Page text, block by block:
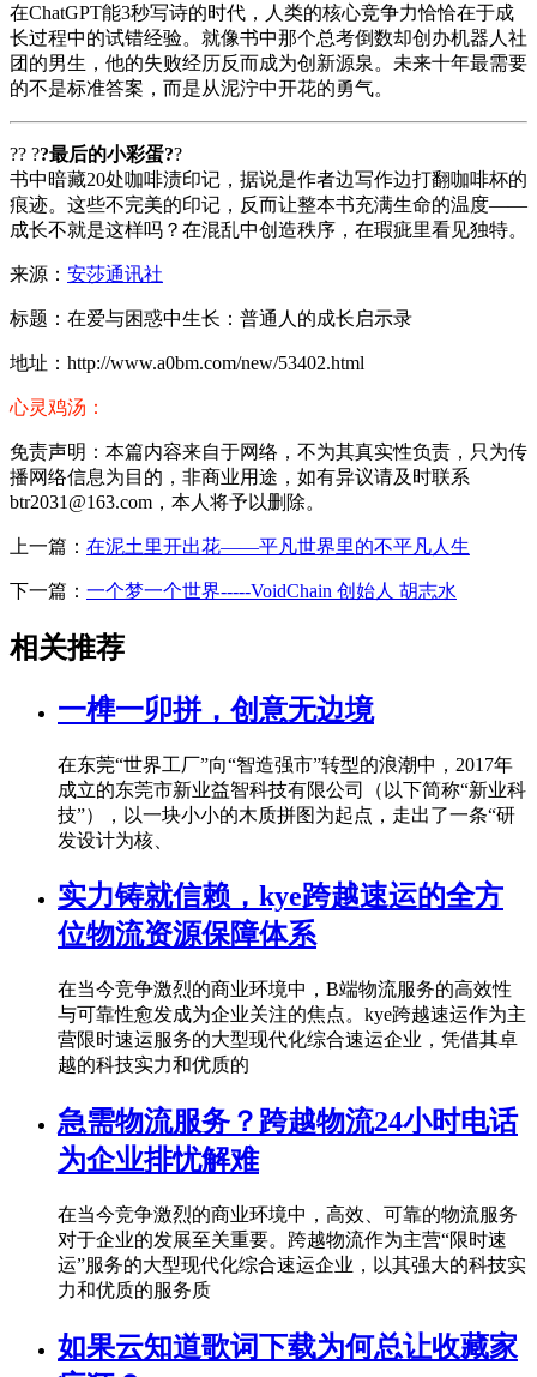
在ChatGPT能3秒写诗的时代，人类的核心竞争力恰恰在于成
长过程中的试错经验。就像书中那个总考倒数却创办机器人社
团的男生，他的失败经历反而成为创新源泉。未来十年最需要
的不是标准答案，而是从泥泞中开花的勇气。
?? ??最后的小彩蛋??
书中暗藏20处咖啡渍印记，据说是作者边写作边打翻咖啡杯的
痕迹。这些不完美的印记，反而让整本书充满生命的温度——
成长不就是这样吗？在混乱中创造秩序，在瑕疵里看见独特。
来源： 安莎通讯社
标题：在爱与困惑中生长：普通人的成长启示录
地址：http://www.a0bm.com/new/53402.html
心灵鸡汤：
免责声明：本篇内容来自于网络，不为其真实性负责，只为传
播网络信息为目的，非商业用途，如有异议请及时联系
btr2031@163.com，本人将予以删除。
上一篇： 在泥土里开出花——平凡世界里的不平凡人生
下一篇： 一个梦一个世界-----VoidChain 创始人 胡志水
相关推荐
一榫一卯拼，创意无边境
在东莞“世界工厂”向“智造强市”转型的浪潮中，2017年
成立的东莞市新业益智科技有限公司（以下简称“新业科
技”），以一块小小的木质拼图为起点，走出了一条“研
发设计为核、
实力铸就信赖，kye跨越速运的全方
位物流资源保障体系
在当今竞争激烈的商业环境中，B端物流服务的高效性
与可靠性愈发成为企业关注的焦点。kye跨越速运作为主
营限时速运服务的大型现代化综合速运企业，凭借其卓
越的科技实力和优质的
急需物流服务？跨越物流24小时电话
为企业排忧解难
在当今竞争激烈的商业环境中，高效、可靠的物流服务
对于企业的发展至关重要。跨越物流作为主营“限时速
运”服务的大型现代化综合速运企业，以其强大的科技实
力和优质的服务质
如果云知道歌词下载为何总让收藏家